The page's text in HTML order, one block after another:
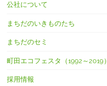
公社について
まちだのいきものたち
まちだのセミ
町田エコフェスタ（1992～2019）
採用情報